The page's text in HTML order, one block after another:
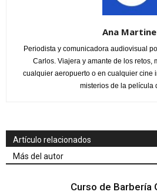
Ana
Periodista y comunicadora audiovisual
Carlos. Viajera y amante de los retos,
cualquier aeropuerto o en cualquier cine
misterios de la película
Artículo relacionados
Más del autor
Curso de Barbería